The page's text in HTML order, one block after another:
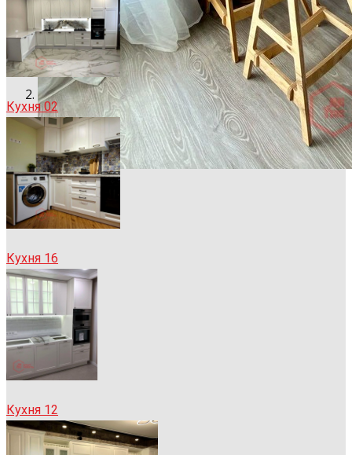
Кухня 02
Кухня 16
Кухня 12